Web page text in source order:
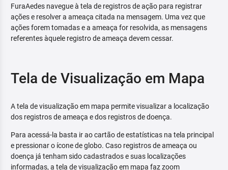
FuraAedes navegue à tela de registros de ação para registrar
ações e resolver a ameaça citada na mensagem. Uma vez que
ações forem tomadas e a ameaça for resolvida, as mensagens
referentes àquele registro de ameaça devem cessar.
Tela de Visualização em Mapa
A tela de visualização em mapa permite visualizar a localização
dos registros de ameaça e dos registros de doença.
Para acessá-la basta ir ao cartão de estatísticas na tela principal
e pressionar o ícone de globo. Caso registros de ameaça ou
doença já tenham sido cadastrados e suas localizações
informadas, a tela de visualização em mapa faz zoom